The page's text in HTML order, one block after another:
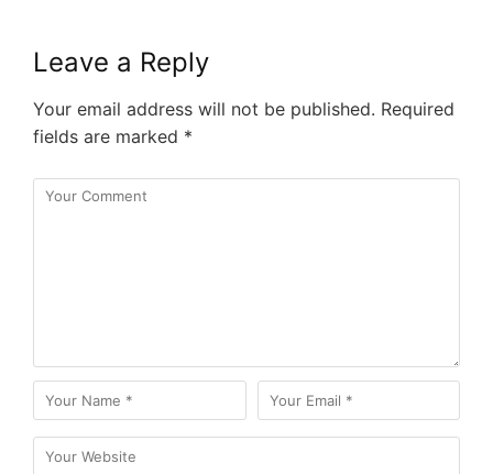
Leave a Reply
Your email address will not be published. Required
fields are marked *